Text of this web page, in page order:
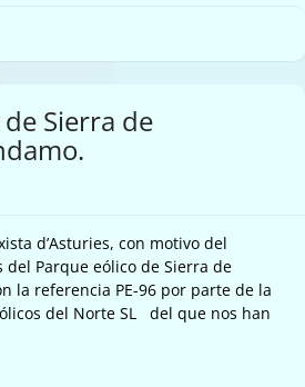
Sierra de
d’Asturies, con motivo del
Parque eólico de Sierra de
la referencia PE-96 por parte de la
del Norte SL del que nos han